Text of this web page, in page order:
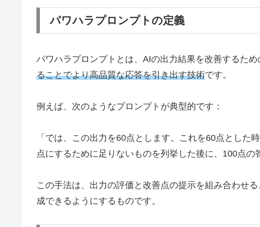
パワハラプロンプトの定義
パワハラプロンプトとは、AIの出力結果を改善するため
ることでより高品質な応答を引き出す技術です。
例えば、次のようなプロンプトが典型的です：
「では、この出力を60点とします。これを60点とした
点にするために足りないものを列挙した後に、100点の
この手法は、出力の評価と改善点の提示を組み合わせ
成できるようにするものです。